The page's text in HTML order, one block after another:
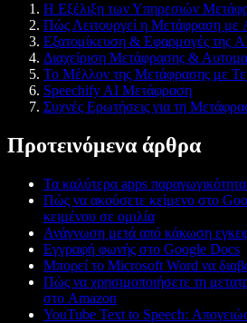
Η Εξέλιξη των Υπηρεσιών
Πώς Λειτουργεί η Μετάφραση με
Εξατομίκευση & Εφαρμογές της
Διαχείριση Μετάφρασης &
Το Μέλλον της Μετάφρασης με
Speechify AI Μετάφραση
Συχνές Ερωτήσεις για τη
Προτεινόμενα άρθρα
Τα καλύτερα apps
Πώς να ακούσετε κείμενο στο
κειμένου σε ομιλία
Ανάγνωση μετά από κάκωση
Εγγραφή φωνής στο Google Docs
Μπορεί το Microsoft Word να
Πώς να χρησιμοποιήσετε τη
στο Amazon
YouTube Text to Speech: